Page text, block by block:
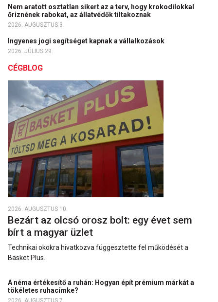
Nem aratott osztatlan sikert az a terv, hogy krokodilokkal
őriznének rabokat, az állatvédők tiltakoznak
2026. AUGUSZTUS 3.
Ingyenes jogi segítséget kapnak a vállalkozások
2026. JÚLIUS 29.
CÉGBLOG
2026. AUGUSZTUS 10.
Bezárt az olcsó orosz bolt: egy évet sem
bírt a magyar üzlet
Technikai okokra hivatkozva függesztette fel működését a
Basket Plus.
A néma értékesítő a ruhán: Hogyan épít prémium márkát a
tökéletes ruhacímke?
2026. AUGUSZTUS 7.